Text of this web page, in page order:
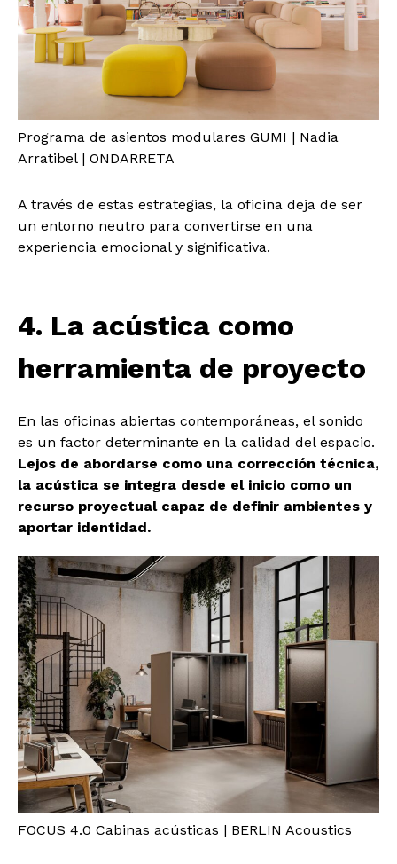
Programa de asientos modulares GUMI | Nadia
Arratibel | ONDARRETA
A través de estas estrategias, la oficina deja de ser
un entorno neutro para convertirse en una
experiencia emocional y significativa.
4. La acústica como
herramienta de proyecto
En las oficinas abiertas contemporáneas, el sonido
es un factor determinante en la calidad del espacio.
Lejos de abordarse como una corrección técnica,
la acústica se integra desde el inicio como un
recurso proyectual capaz de definir ambientes y
aportar identidad.
FOCUS 4.0 Cabinas acústicas | BERLIN Acoustics